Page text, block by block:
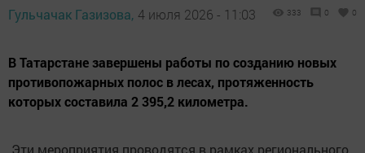
Гульчачак Газизова, 4 июля 2026 - 11:03 333 0 0
В Татарстане завершены работы по созданию новых
противопожарных полос в лесах, протяженность
которых составила 2 395,2 километра.
Эти мероприятия проводятся в рамках регионального